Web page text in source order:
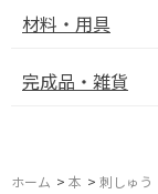
材料・用具
完成品・雑貨
ホーム > 本 > 刺しゅう